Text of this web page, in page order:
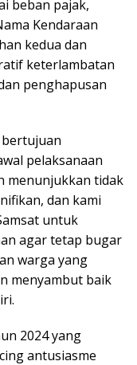
beban pajak,
Kendaraan
kedua dan
keterlambatan
penghapusan
bertujuan
pelaksanaan
menunjukkan tidak
dan kami
untuk
agar tetap bugar
warga yang
menyambut baik
2024 yang
antusiasme